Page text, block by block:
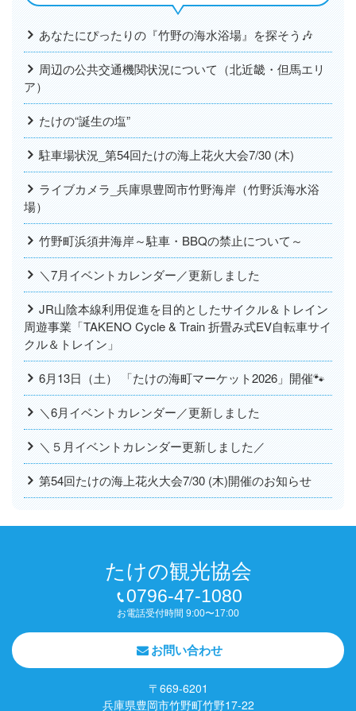
あなたにぴったりの『竹野の海水浴場』を探そう🎶
周辺の公共交通機関状況について（北近畿・但馬エリ
ア）
たけの“誕生の塩”
駐車場状況_第54回たけの海上花火大会7/30 (木)
ライブカメラ_兵庫県豊岡市竹野海岸（竹野浜海水浴
場）
竹野町浜須井海岸～駐車・BBQの禁止について～
＼7月イベントカレンダー／更新しました
JR山陰本線利用促進を目的としたサイクル＆トレイン
周遊事業「TAKENO Cycle & Train 折畳み式EV自転車サイ
クル＆トレイン」
6月13日（土） 「たけの海町マーケット2026」開催🐾
＼6月イベントカレンダー／更新しました
＼５月イベントカレンダー更新しました／
第54回たけの海上花火大会7/30 (木)開催のお知らせ
たけの観光協会
0796-47-1080
お電話受付時間 9:00〜17:00
お問い合わせ
〒669-6201
兵庫県豊岡市竹野町竹野17-22